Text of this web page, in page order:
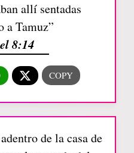
allí sentadas
a Tamuz”
8:14
de la casa de